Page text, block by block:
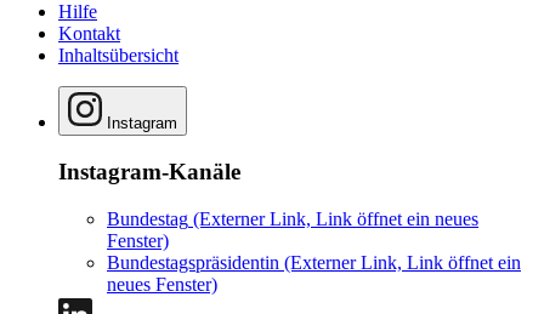
Hilfe
Kontakt
Inhaltsübersicht
Instagram
Instagram-Kanäle
Bundestag (Externer Link, Link öffnet ein neues
Fenster)
Bundestagspräsidentin (Externer Link, Link öffnet ein
neues Fenster)